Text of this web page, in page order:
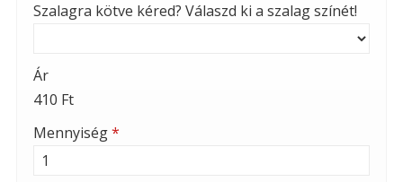
Szalagra kötve kéred? Válaszd ki a szalag színét!
Ár
410 Ft
Mennyiség*